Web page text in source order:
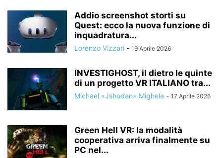
Addio screenshot storti su
Quest: ecco la nuova funzione di
inquadratura...
Lorenzo Vizzari - 19 Aprile 2026
INVESTIGHOST, il dietro le quinte
di un progetto VR ITALIANO tra...
Michael «Jshodan» Mighela - 17 Aprile 2026
Green Hell VR: la modalità
cooperativa arriva finalmente su
PC nel...